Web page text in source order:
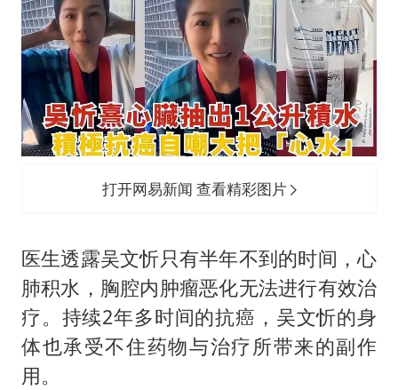
打开网易新闻 查看精彩图片
医生透露吴文忻只有半年不到的时间，心
肺积水，胸腔内肿瘤恶化无法进行有效治
疗。持续2年多时间的抗癌，吴文忻的身
体也承受不住药物与治疗所带来的副作
用。